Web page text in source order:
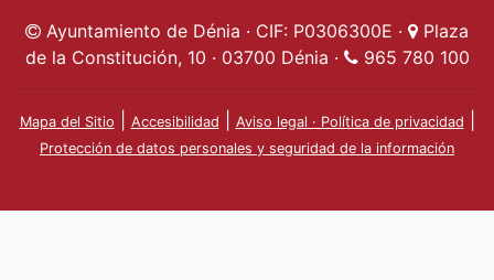
Ayuntamiento de
Dénia
Ayuntamiento de
Dénia
Ayuntamiento
de Dénia
Actualidad
Ayuntamiento de Dénia · CIF: P0306300E ·
Plaza
de la Constitución, 10 · 03700 Dénia ·
965 780 100
Mapa del Sitio Accesibilidad Aviso legal · Política de privacidad
Protección de datos personales y seguridad de la información